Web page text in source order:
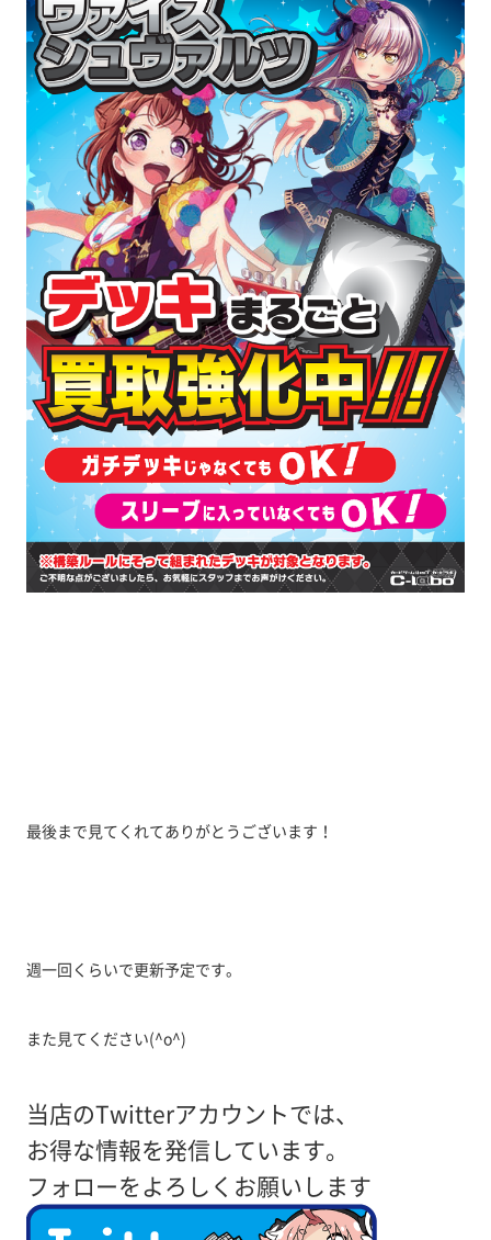
最後まで見てくれてありがとうございます！
週一回くらいで更新予定です。
また見てください(^o^)
当店のTwitterアカウントでは、
お得な情報を発信しています。
フォローをよろしくお願いします